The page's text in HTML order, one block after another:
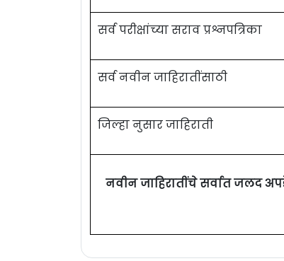
सर्व परीक्षांच्या सराव प्रश्नपत्रिका
सर्व नवीन जाहिरातींसाठी
जिल्हा नुसार जाहिराती
नवीन जाहिरातींचे सर्वात जलद